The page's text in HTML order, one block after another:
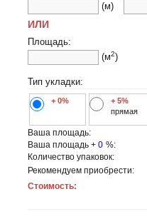
(м)
ИЛИ
Площадь:
(м2)
Тип укладки:
+ 0%
+ 5%
прямая
Ваша площадь:
Ваша площадь +0 %:
Количество упаковок:
Рекомендуем приобрести:
Стоимость: